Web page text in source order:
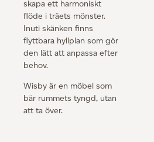
skapa ett harmoniskt
flöde i träets mönster.
Inuti skänken finns
flyttbara hyllplan som gör
den lätt att anpassa efter
behov.
Wisby är en möbel som
bär rummets tyngd, utan
att ta över.